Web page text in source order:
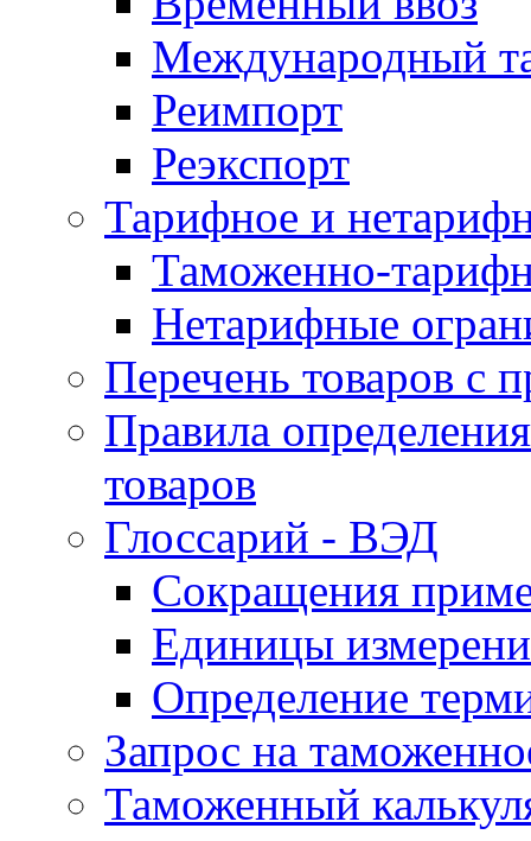
Международный
Реимпорт
Реэкспорт
Тарифное и
Таможенно-
Нетарифные
Перечень товаров с
Правила
товаров
Глоссарий - ВЭД
Сокращения
Единицы
Определение
Запрос на
Таможенный